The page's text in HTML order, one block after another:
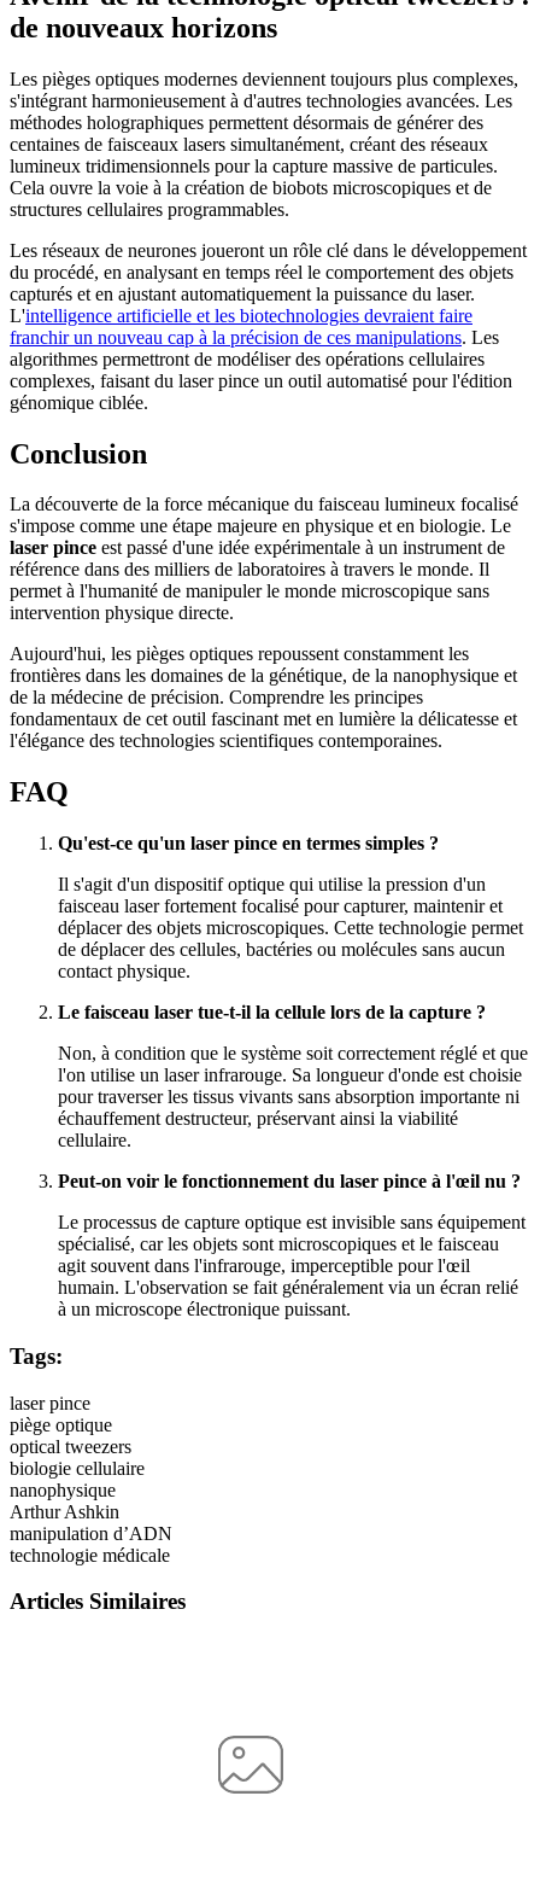
de nouveaux horizons
Les pièges optiques modernes deviennent toujours plus complexes,
s'intégrant harmonieusement à d'autres technologies avancées. Les
méthodes holographiques permettent désormais de générer des
centaines de faisceaux lasers simultanément, créant des réseaux
lumineux tridimensionnels pour la capture massive de particules.
Cela ouvre la voie à la création de biobots microscopiques et de
structures cellulaires programmables.
Les réseaux de neurones joueront un rôle clé dans le développement
du procédé, en analysant en temps réel le comportement des objets
capturés et en ajustant automatiquement la puissance du laser.
L'intelligence artificielle et les biotechnologies devraient faire
franchir un nouveau cap à la précision de ces manipulations. Les
algorithmes permettront de modéliser des opérations cellulaires
complexes, faisant du laser pince un outil automatisé pour l'édition
génomique ciblée.
Conclusion
La découverte de la force mécanique du faisceau lumineux focalisé
s'impose comme une étape majeure en physique et en biologie. Le
laser pince est passé d'une idée expérimentale à un instrument de
référence dans des milliers de laboratoires à travers le monde. Il
permet à l'humanité de manipuler le monde microscopique sans
intervention physique directe.
Aujourd'hui, les pièges optiques repoussent constamment les
frontières dans les domaines de la génétique, de la nanophysique et
de la médecine de précision. Comprendre les principes
fondamentaux de cet outil fascinant met en lumière la délicatesse et
l'élégance des technologies scientifiques contemporaines.
FAQ
Qu'est-ce qu'un laser pince en termes simples ?
Il s'agit d'un dispositif optique qui utilise la pression d'un
faisceau laser fortement focalisé pour capturer, maintenir et
déplacer des objets microscopiques. Cette technologie permet
de déplacer des cellules, bactéries ou molécules sans aucun
contact physique.
Le faisceau laser tue-t-il la cellule lors de la capture ?
Non, à condition que le système soit correctement réglé et que
l'on utilise un laser infrarouge. Sa longueur d'onde est choisie
pour traverser les tissus vivants sans absorption importante ni
échauffement destructeur, préservant ainsi la viabilité
cellulaire.
Peut-on voir le fonctionnement du laser pince à l'œil nu ?
Le processus de capture optique est invisible sans équipement
spécialisé, car les objets sont microscopiques et le faisceau
agit souvent dans l'infrarouge, imperceptible pour l'œil
humain. L'observation se fait généralement via un écran relié
à un microscope électronique puissant.
Tags:
laser pince
piège optique
optical tweezers
biologie cellulaire
nanophysique
Arthur Ashkin
manipulation d’ADN
technologie médicale
Articles Similaires